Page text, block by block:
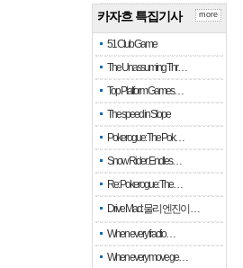
카자흐 특집기사
51 Club Game
The Unassuming Thr…
Top Platform Games…
The speed in Slope
Pokerogue: The Pok…
Snow Rider: Endles…
Re: Pokerogue: The…
Drive Mad: 물리 엔진이 …
When every fractio…
When every move ge…
more